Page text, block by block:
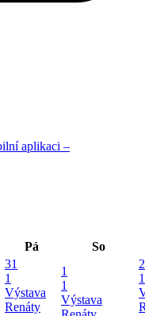
aplikaci –
Pá
So
31
1
Výstava
Renáty
1
1
Výstava
2
1